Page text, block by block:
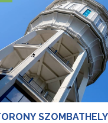
SZOMBATHELY